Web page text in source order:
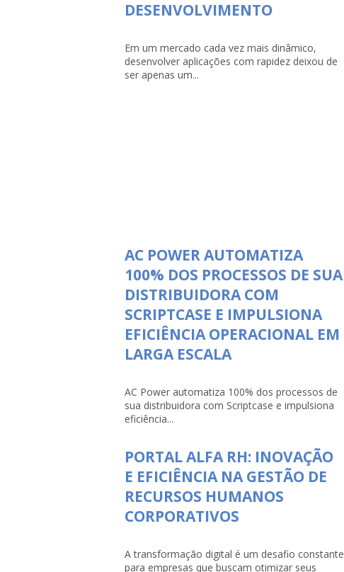
DESENVOLVIMENTO
Em um mercado cada vez mais dinâmico,
desenvolver aplicações com rapidez deixou de
ser apenas um...
AC POWER AUTOMATIZA
100% DOS PROCESSOS DE SUA
DISTRIBUIDORA COM
SCRIPTCASE E IMPULSIONA
EFICIÊNCIA OPERACIONAL EM
LARGA ESCALA
AC Power automatiza 100% dos processos de
sua distribuidora com Scriptcase e impulsiona
eficiência...
PORTAL ALFA RH: INOVAÇÃO
E EFICIÊNCIA NA GESTÃO DE
RECURSOS HUMANOS
CORPORATIVOS
A transformação digital é um desafio constante
para empresas que buscam otimizar seus